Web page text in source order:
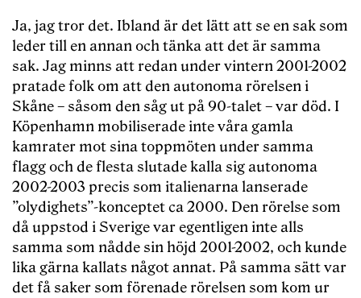
Ja, jag tror det. Ibland är det lätt att se en sak som
leder till en annan och tänka att det är samma
sak. Jag minns att redan under vintern 2001-2002
pratade folk om att den autonoma rörelsen i
Skåne – såsom den såg ut på 90-talet – var död. I
Köpenhamn mobiliserade inte våra gamla
kamrater mot sina toppmöten under samma
flagg och de flesta slutade kalla sig autonoma
2002-2003 precis som italienarna lanserade
”olydighets”-konceptet ca 2000. Den rörelse som
då uppstod i Sverige var egentligen inte alls
samma som nådde sin höjd 2001-2002, och kunde
lika gärna kallats något annat. På samma sätt var
det få saker som förenade rörelsen som kom ur